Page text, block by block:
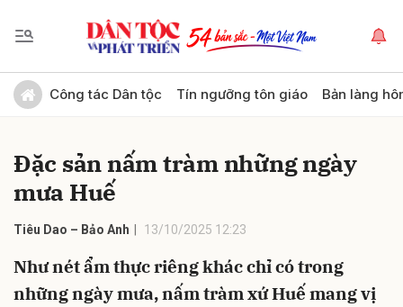
Công tác Dân tộc Tín ngưỡng tôn giáo Bản làng
Đặc sản nấm tràm những ngày
mưa Huế
Tiêu Dao – Bảo Anh 13/10/2025 12:23
Như nét ẩm thực riêng khác chỉ có trong
những ngày mưa, nấm tràm xứ Huế mang vị
Gửi bình luận
Hủy